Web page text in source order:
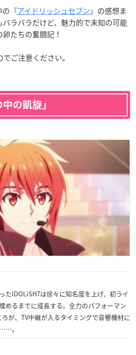
の『アイドリッシュセブン』の感想ま
バラバラだけど、魅力的で未知の可能
たちの奮闘記！
ご注意ください。
の凱旋」
たIDOLiSH7は徐々に知名度を上げ、初ライ
めるまでに成長する。全力のパフォーマン
が、TV中継が入るタイミングで音響機材に
。